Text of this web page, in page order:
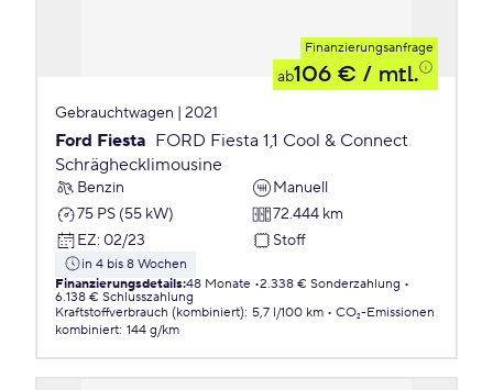
Finanzierungsanfrage
ab106 € / mtl.
Gebrauchtwagen | 2021
Ford Fiesta FORD Fiesta 1,1 Cool & Connect
Schräghecklimousine
Benzin
Manuell
75 PS (55 kW)
72.444 km
EZ: 02/23 Stoff
in 4 bis 8 Wochen
Finanzierungsdetails:48 Monate 2.338 € Sonderzahlung
6.138 € Schlusszahlung
Kraftstoffverbrauch (kombiniert): 5,7 l/100 km
CO₂-Emissionen
kombiniert: 144 g/km